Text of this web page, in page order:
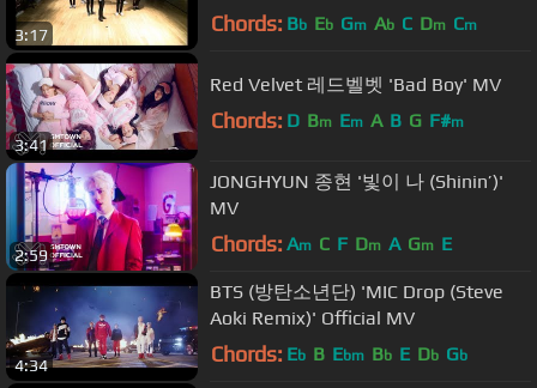
3:17 Chords: Bb Eb Gm Ab C Dm Cm
3:41
Red Velvet 레드벨벳 'Bad Boy' MV
Chords: D Bm Em A B G F#m
2:59
JONGHYUN 종현 '빛이 나 (Shinin’)'
MV
Chords: Am C F Dm A Gm E
4:34
BTS (방탄소년단) 'MIC Drop (Steve
Aoki Remix)' Official MV
Chords: Eb B Ebm Bb E Db Gb